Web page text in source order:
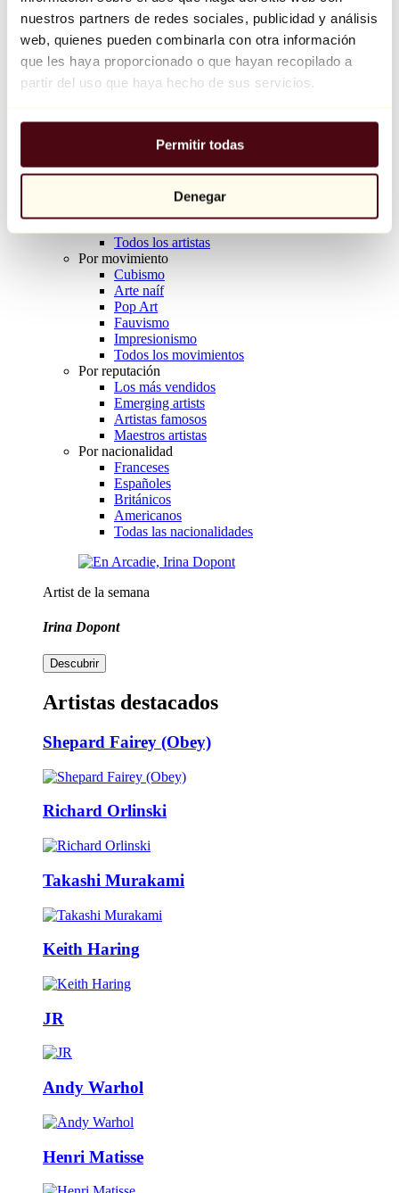
nuestros partners de redes sociales, publicidad y análisis
web, quienes pueden combinarla con otra información
que les haya proporcionado o que hayan recopilado a
partir del uso que haya hecho de sus servicios.
Permitir todas
Denegar
Balloon Dog (Orange)
Jeff Koons
10.000 €
Explorar
Todos los escultores
Todos los fotógrafos
Todos los artistas
Por movimiento
Cubismo
Arte naíf
Pop Art
Fauvismo
Impresionismo
Todos los movimientos
Por reputación
Los más vendidos
Emerging artists
Artistas famosos
Maestros artistas
Por nacionalidad
Franceses
Españoles
Británicos
Americanos
Todas las nacionalidades
Artist de la semana
Irina Dopont
Descubrir
Artistas destacados
Shepard Fairey (Obey)
Richard Orlinski
Takashi Murakami
Keith Haring
JR
Andy Warhol
Henri Matisse